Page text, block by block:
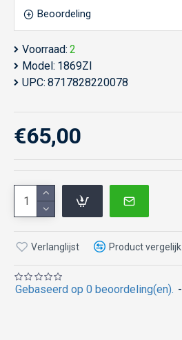
Beoordeling
Voorraad: 2
Model: 1869ZI
UPC: 8717828220078
Gebaseerd op 0 beoordeling(en). -
€65,00
Verlanglijst Product vergelijk